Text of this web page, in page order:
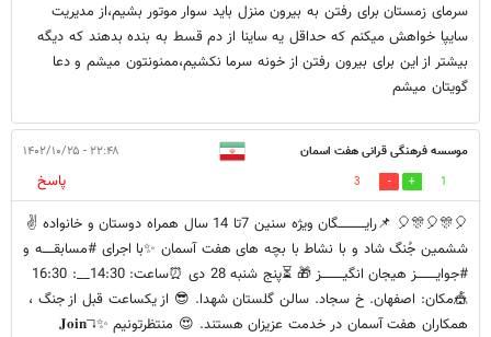
سرمای زمستان برای رفتن به بیرون منزل باید سوار موتور بشیم،از مدیریت
سایپا خواهش میکنم که حداقل یه ساینا از دم قسط به بنده بدهند که دیگه
بیشتر از این برای بیرون رفتن از خونه سرما نکشیم،ممنونتون میشم و دعا
گویتان میشم
موسسه فرهنگی قرانی هفت اسمان ۲۲:۴۸ - ۱۴۰۲/۱۰/۲۵
1
3
پاسخ
🎈🎊🎈🎊🎈 📌رایــــــــــــگان ویژه سنین 7تا 14 سال همراه دوستان و خانواده ✌️
ششمین جُنگ شاد و با نشاط با بچه های هفت آسمان ✨با اجرای #مسابقـــــه و
#جوایـــــــــز هیجان انگیــــــــــز 🎁 ⏳پنج شنبه 28 دی ⏰ساعت: 14:30__: 16:30
🎪مکان: اصفهان. خ سجاد. سالن گلستان شهدا. 😎 از یکساعت قبل از جنگ ،
همکاران هفت آسمان در خدمت عزیزان هستند. 😍 منتظرتونیم ✨𝐉𝐨𝐢𝐧↴